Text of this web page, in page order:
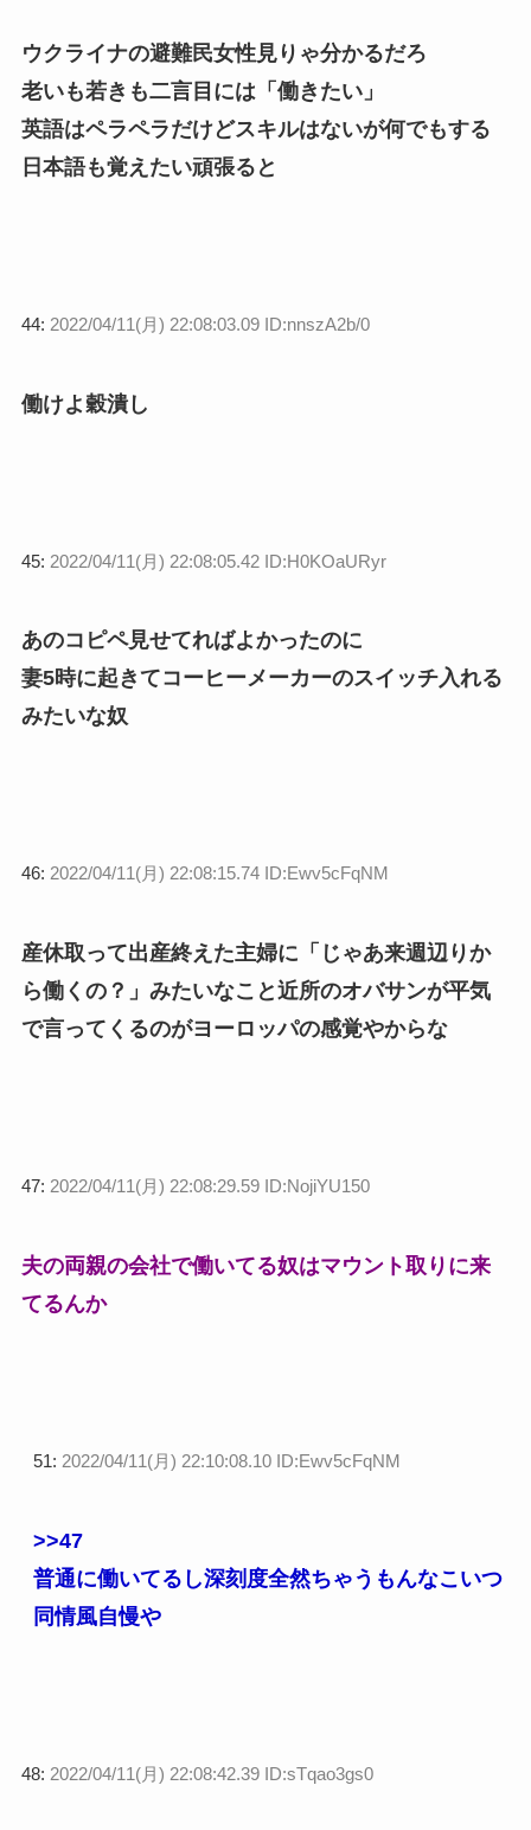
ウクライナの避難民女性見りゃ分かるだろ
老いも若きも二言目には「働きたい」
英語はペラペラだけどスキルはないが何でもする
日本語も覚えたい頑張ると
44: 2022/04/11(月) 22:08:03.09 ID:nnszA2b/0
働けよ穀潰し
45: 2022/04/11(月) 22:08:05.42 ID:H0KOaURyr
あのコピペ見せてればよかったのに
妻5時に起きてコーヒーメーカーのスイッチ入れる
みたいな奴
46: 2022/04/11(月) 22:08:15.74 ID:Ewv5cFqNM
産休取って出産終えた主婦に「じゃあ来週辺りか
ら働くの？」みたいなこと近所のオバサンが平気
で言ってくるのがヨーロッパの感覚やからな
47: 2022/04/11(月) 22:08:29.59 ID:NojiYU150
夫の両親の会社で働いてる奴はマウント取りに来
てるんか
51: 2022/04/11(月) 22:10:08.10 ID:Ewv5cFqNM
>>47
普通に働いてるし深刻度全然ちゃうもんなこいつ
同情風自慢や
48: 2022/04/11(月) 22:08:42.39 ID:sTqao3gs0